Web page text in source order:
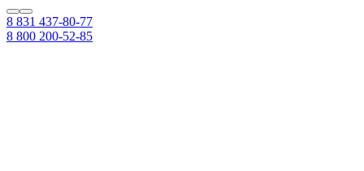
8 831 437-80-77
8 800 200-52-85